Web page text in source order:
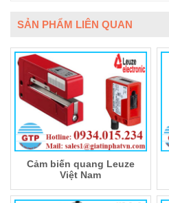
SẢN PHẨM LIÊN QUAN
Cảm biến quang Leuze
Việt Nam